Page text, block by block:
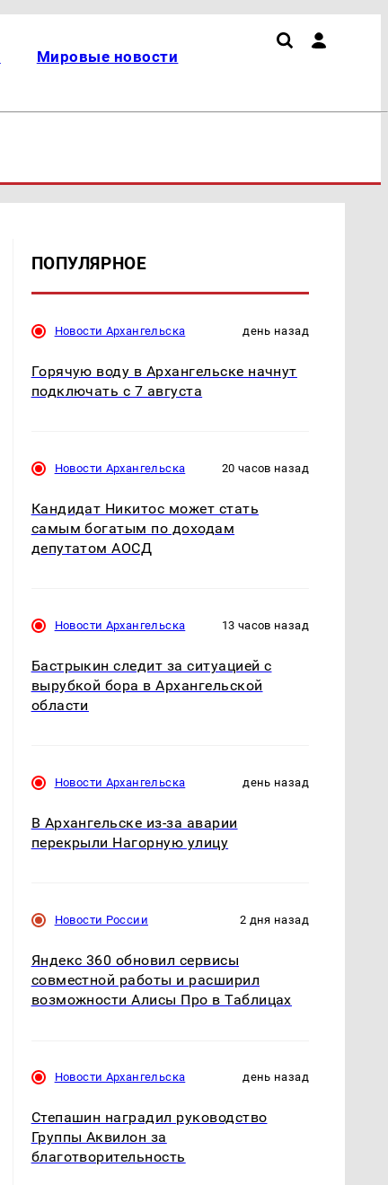
Мировые новости
ПОПУЛЯРНОЕ
Новости Архангельска день назад
Горячую воду в Архангельске начнут
подключать с 7 августа
Новости Архангельска 20 часов назад
Кандидат Никитос может стать
самым богатым по доходам
депутатом АОСД
Новости Архангельска 13 часов назад
Бастрыкин следит за ситуацией с
вырубкой бора в Архангельской
области
Новости Архангельска день назад
В Архангельске из-за аварии
перекрыли Нагорную улицу
Новости России 2 дня назад
Яндекс 360 обновил сервисы
совместной работы и расширил
возможности Алисы Про в Таблицах
Новости Архангельска день назад
Степашин наградил руководство
Группы Аквилон за
благотворительность